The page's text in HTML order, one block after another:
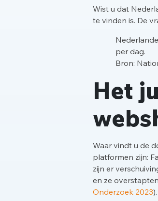
Wist u dat
te vinden is. De
per dag.
Bron:
Het
Waar vindt u de
platformen zijn:
zijn er
en ze
Onderzoek 2023